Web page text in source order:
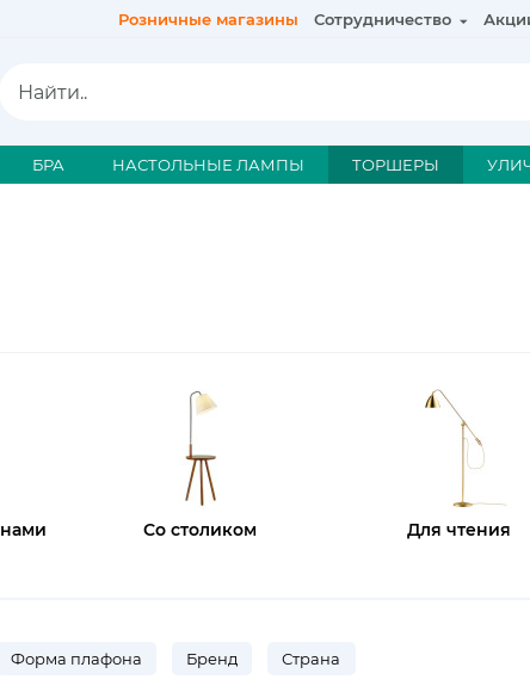
Розничные магазины Сотрудничество
БРА НАСТОЛЬНЫЕ ЛАМПЫ ТОРШЕРЫ
Со столиком Для чтения
Форма плафона Бренд Страна